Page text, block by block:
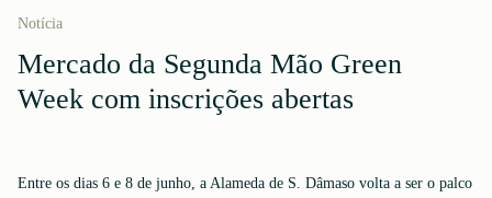
Notícia
Mercado da Segunda Mão Green
Week com inscrições abertas
Entre os dias 6 e 8 de junho, a Alameda de S. Dâmaso volta a ser o palco